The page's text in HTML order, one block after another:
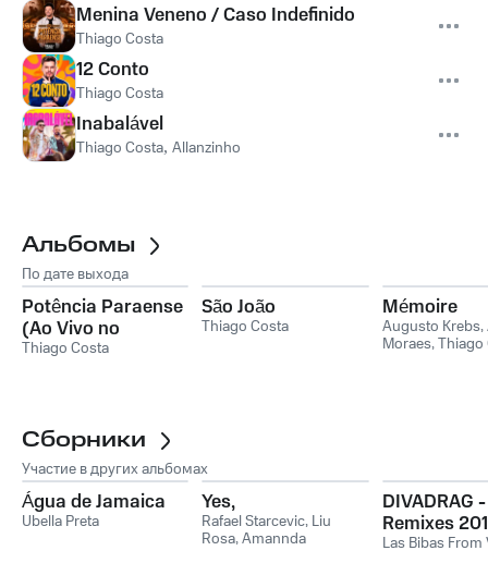
Menina Veneno / Caso Indefinido
Thiago Costa
12 Conto
Thiago Costa
Inabalável
Thiago Costa, Allanzinho
Альбомы
По дате выхода
Potência Paraense
(Ao Vivo no
Mercado de São
Thiago Costa
São João
Thiago Costa
Mémoire
Augusto Krebs,
Moraes,Thiago
Сборники
Участие в других альбомах
Água de Jamaica
Ubella Preta
Yes,
Rafael Starcevic, Liu
Rosa,Amannda
DIVADRAG -
Remixes
Las Bibas From